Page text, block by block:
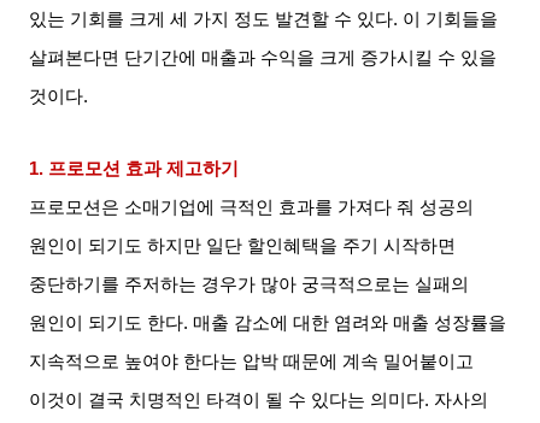
있는 기회를 크게 세 가지 정도 발견할 수 있다. 이 기회들을
살펴본다면 단기간에 매출과 수익을 크게 증가시킬 수 있을
것이다.
1. 프로모션 효과 제고하기
프로모션은 소매기업에 극적인 효과를 가져다 줘 성공의
원인이 되기도 하지만 일단 할인혜택을 주기 시작하면
중단하기를 주저하는 경우가 많아 궁극적으로는 실패의
원인이 되기도 한다.매출 감소에 대한 염려와 매출 성장률을
지속적으로 높여야 한다는 압박 때문에 계속 밀어붙이고
이것이 결국 치명적인 타격이 될 수 있다는 의미다. 자사의